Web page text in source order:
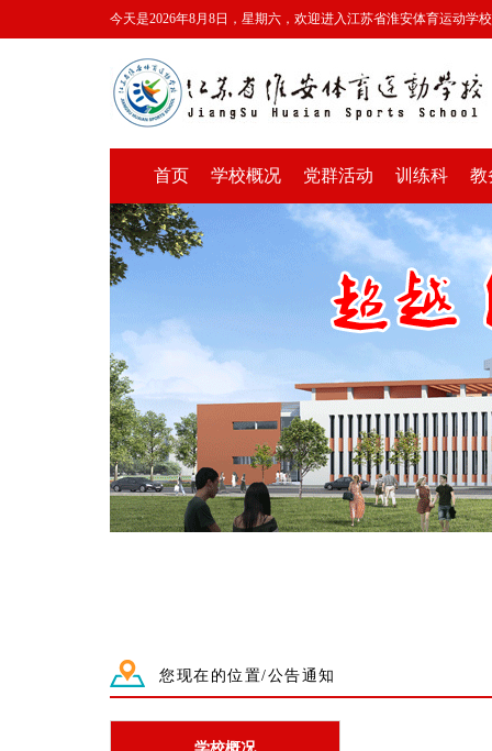
今天是2026年8月8日，星期六，欢迎进入江苏省淮安体育运动学
首页 学校概况 党群活动 训练科 教
您现在的位置/公告通知